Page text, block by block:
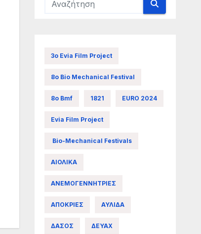
3ο Evia Film Project
8ο Bio Mechanical Festival
8ο Bmf 1821 EURO 2024
Evia Film Project
Bio-Mechanical Festivals
ΑΙΟΛΙΚΑ
ΑΝΕΜΟΓΕΝΝΗΤΡΙΕΣ
ΑΠΟΚΡΙΕΣ ΑΥΛΙΔΑ
ΔΑΣΟΣ ΔΕΥΑΧ